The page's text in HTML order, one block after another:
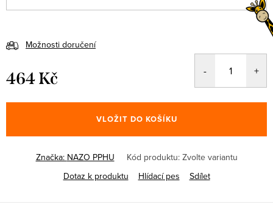
Možnosti doručení
464 Kč
cena:
VLOŽIT DO KOŠÍKU
Značka: NAZO PPHU Kód produktu: Zvolte variantu
Dotaz k produktu
Hlídací pes Sdílet